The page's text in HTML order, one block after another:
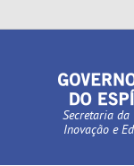
Secretaria da
Inovação e